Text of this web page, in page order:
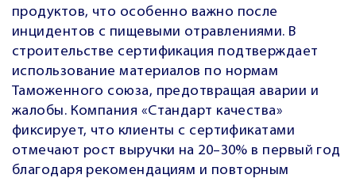
продуктов, что особенно важно после
инцидентов с пищевыми отравлениями. В
строительстве сертификация подтверждает
использование материалов по нормам
Таможенного союза, предотвращая аварии и
жалобы. Компания «Стандарт качества»
фиксирует, что клиенты с сертификатами
отмечают рост выручки на 20–30% в первый год
благодаря рекомендациям и повторным